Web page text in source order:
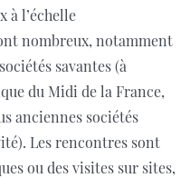
à l’échelle
nombreux, notamment
savantes (à
du Midi de la France,
anciennes sociétés
Les rencontres sont
ou des visites sur sites,